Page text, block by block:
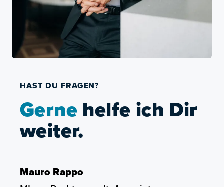
HAST DU FRAGEN?
Gerne helfe ich Dir
weiter.
Mauro Rappo